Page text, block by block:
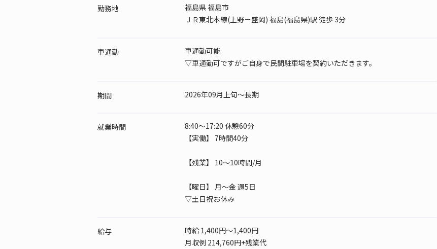
勤務地
福島県 福島市
ＪＲ東北本線(上野－盛岡) 福島(福島県)駅 徒歩 3分
車通勤
車通勤可能
▽車通勤可ですがご自身で民間駐車場を契約いただきます。
期間 2026年09月上旬～長期
就業時間
8:40～17:20 休憩60分
【実働】 7時間40分
【残業】 10～10時間/月
【曜日】
月～金 週5日
▽土日祝お休み
給与
時給 1,400円～1,400円
月収例 214,760円+残業代